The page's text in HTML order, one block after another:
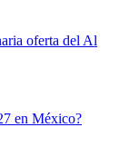
oferta del Al
en México?